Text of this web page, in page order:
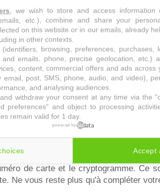
sera immédiatement donnée,
en lignedans la rubrique
Flunch sur internet:
il est nécessaire de compléter
“obtenir ma carte virtuelle”. Lorsque
carte virtuelle. Complétez le
l'application Flunch afin de
votre restaurant favori.
sur internet
lors d'un passage en caisse ?
choisissez valider ma carte dans la
de carte et le cryptogramme. Ce
Ne vous reste plus qu'à compléter
, we wish to store and access information
etc.), combine and share your
on this website or in our emails, already
in other contexts.
browsing, preferences, purchases,
emails, phone, precise geolocation, etc.)
content, commercial offers and ads across
email, post, SMS, phone, audio, and video),
and analysing audiences.
withdraw your consent at any time via the
preferences" and object to processing
remain valid for 1 day.
powered by
Accept